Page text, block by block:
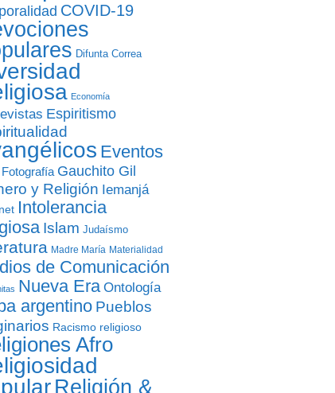
COVID-19
Difunta Correa
Economía
Espiritismo
Eventos
Fotografía Gauchito Gil
y Religión Iemanjá
Intolerancia
Islam Judaísmo
Madre María Materialidad
de Comunicación
Nueva Era Ontología
argentino Pueblos
Racismo religioso
Afro
Religión &